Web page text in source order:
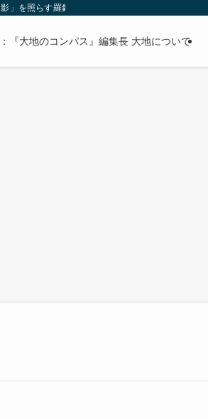
」を照らす羅針盤。
『大地のコンパス』編集長 大地について